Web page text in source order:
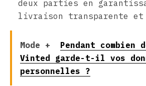
deux parties en
livraison transparente et
Mode +
Pendant combien
Vinted garde-t-il vos
personnelles ?